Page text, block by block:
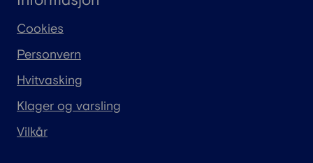
Cookies
Personvern
Hvitvasking
Klager og varsling
Vilkår